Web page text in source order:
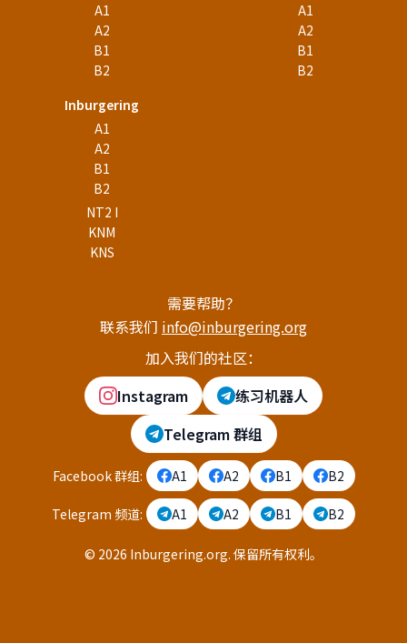
A1
A2
B1
B2
A1
A2
B1
B2
Inburgering
A1
A2
B1
B2
NT2 I
KNM
KNS
需要帮助？
联系我们 info@inburgering.org
加入我们的社区：
Instagram
练习机器人
Telegram 群组
Facebook 群组: A1 A2 B1 B2
Telegram 频道: A1 A2 B1 B2
© 2026 Inburgering.org. 保留所有权利。